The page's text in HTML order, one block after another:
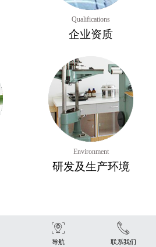
Qualifications
企业资质
Environment
研发及生产环境
导航 联系我们